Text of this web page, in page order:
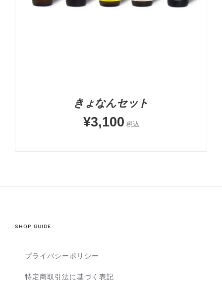
きょなんセット
¥3,100 税込
SHOP GUIDE
プライバシーポリシー
特定商取引法に基づく表記